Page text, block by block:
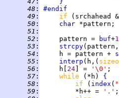
  48
:
#endif
  49
: if
(srchahead
  50
: char
  51
:
  52
:
     pattern =
buf+1
  53
: strcpy(pattern,
  54
:
     h = pattern +
  55
: interp (h,(
  56
:
     h[
24 ] = '\0'
  57
: while (*h) {
  58
: if ( index (
  59
:
         *h++ =
'.'